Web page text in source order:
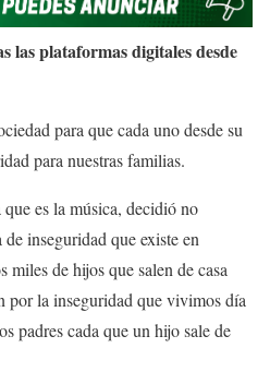
las plataformas digitales desde
para que cada uno desde su
para nuestras familias.
es la música, decidió no
inseguridad que existe en
de hijos que salen de casa
por la inseguridad que vivimos día
padres cada que un hijo sale de